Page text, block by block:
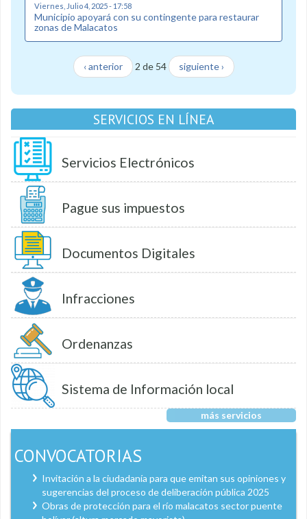
Viernes, Julio 4, 2025 - 17:58
Municipio apoyará con su contingente para restaurar
zonas de Malacatos
‹ anterior 2 de 54 siguiente ›
SERVICIOS EN LÍNEA
Servicios Electrónicos
Pague sus impuestos
Documentos Digitales
Infracciones
Ordenanzas
Sistema de Información local
más servicios
CONVOCATORIAS
Invitación a la ciudadanía para que emitan sus opiniones y
sugerencias del proceso de deliberación pública 2025
Obras de protección para el río malacatos sector puente